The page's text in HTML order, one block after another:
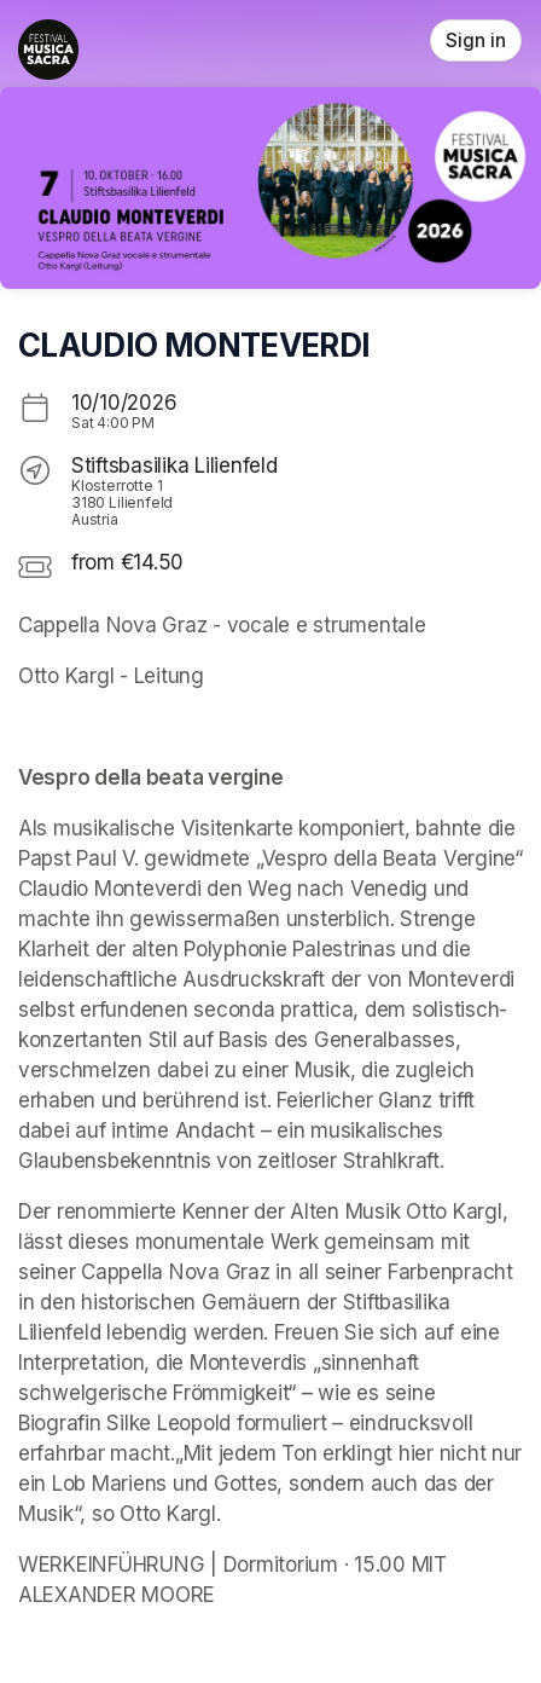
Skip header
Sign in
CLAUDIO MONTEVERDI
10/10/2026
Sat 4:00 PM
Stiftsbasilika Lilienfeld
Klosterrotte 1
3180 Lilienfeld
Austria
from €14.50
Cappella Nova Graz - vocale e strumentale
Otto Kargl - Leitung
Vespro della beata vergine
Als musikalische Visitenkarte komponiert, bahnte die
Papst Paul V. gewidmete „Vespro della Beata Vergine“
Claudio Monteverdi den Weg nach Venedig und
machte ihn gewissermaßen unsterblich. Strenge
Klarheit der alten Polyphonie Palestrinas und die
leidenschaftliche Ausdruckskraft der von Monteverdi
selbst erfundenen seconda­ prattica, dem solistisch-
konzertanten Stil auf Basis des Generalbasses,
verschmelzen dabei zu einer Musik, die zugleich
erhaben und berührend ist. Feierlicher Glanz trifft
dabei auf intime Andacht – ein musikalisches
Glaubensbekenntnis von zeitloser Strahlkraft.
Der renommierte Kenner der Alten Musik Otto Kargl,
lässt dieses monumentale Werk gemeinsam mit
seiner Cappella Nova Graz in all seiner Farbenpracht
in den historischen Gemäuern der Stiftbasilika
Lilienfeld lebendig werden. Freuen Sie sich auf eine
Interpretation, die Monteverdis „sinnenhaft
schwelgerische Frömmigkeit“ – wie es seine
Biografin Silke Leopold formuliert – eindrucksvoll
erfahrbar macht.„Mit jedem Ton erklingt hier nicht nur
ein Lob Mariens und Gottes, sondern auch das der
Musik“, so Otto Kargl.
WERKEINFÜHRUNG | Dormitorium · 15.00 MIT
ALEXANDER MOORE